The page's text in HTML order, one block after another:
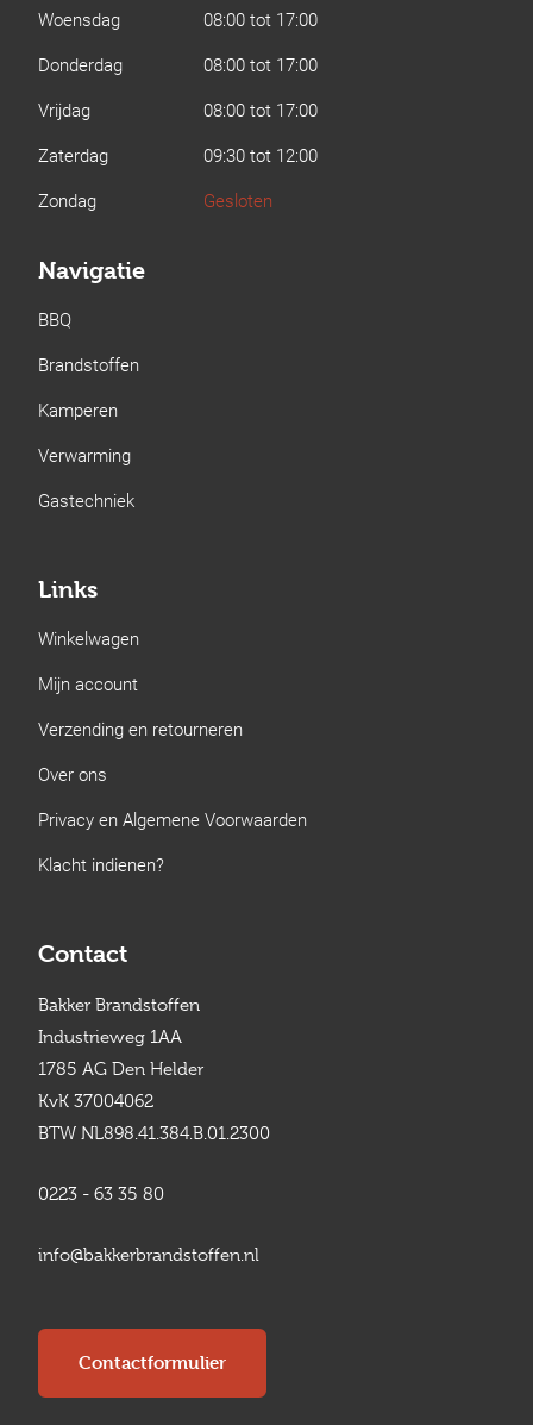
Woensdag
08:00 tot 17:00
Donderdag
08:00 tot 17:00
Vrijdag
08:00 tot 17:00
Zaterdag
09:30 tot 12:00
Zondag
Gesloten
Navigatie
BBQ
Brandstoffen
Kamperen
Verwarming
Gastechniek
Links
Winkelwagen
Mijn account
Verzending en retourneren
Over ons
Privacy en Algemene Voorwaarden
Klacht indienen?
Contact
Bakker Brandstoffen
Industrieweg 1AA
1785 AG Den Helder
KvK 37004062
BTW NL898.41.384.B.01.2300
0223 - 63 35 80
info@bakkerbrandstoffen.nl
Contactformulier